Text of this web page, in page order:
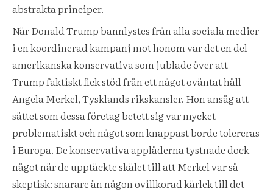
abstrakta principer.
När Donald Trump bannlystes från alla sociala medier
i en koordinerad kampanj mot honom var det en del
amerikanska konservativa som jublade över att
Trump faktiskt fick stöd från ett något oväntat håll –
Angela Merkel, Tysklands rikskansler. Hon ansåg att
sättet som dessa företag betett sig var mycket
problematiskt och något som knappast borde tolereras
i Europa. De konservativa applåderna tystnade dock
något när de upptäckte skälet till att Merkel var så
skeptisk: snarare än någon ovillkorad kärlek till det